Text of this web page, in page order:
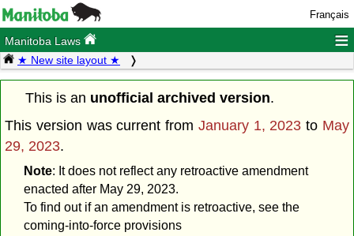
Français
Manitoba Laws ≡
★ New site layout ★
This is an unofficial archived version.
This version was current from January 1, 2023 to May
29, 2023.
Note: It does not reflect any retroactive amendment
enacted after May 29, 2023.
To find out if an amendment is retroactive, see the
coming-into-force provisions